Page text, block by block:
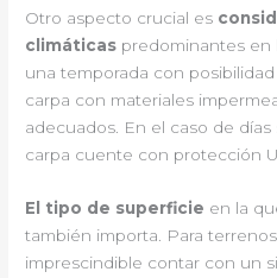
Otro aspecto crucial es
climáticas predominantes en
una temporada con
carpa con materiales
adecuados. En el caso de
carpa cuente con protección
El tipo de superficie en la
también importa. Para
imprescindible contar con un